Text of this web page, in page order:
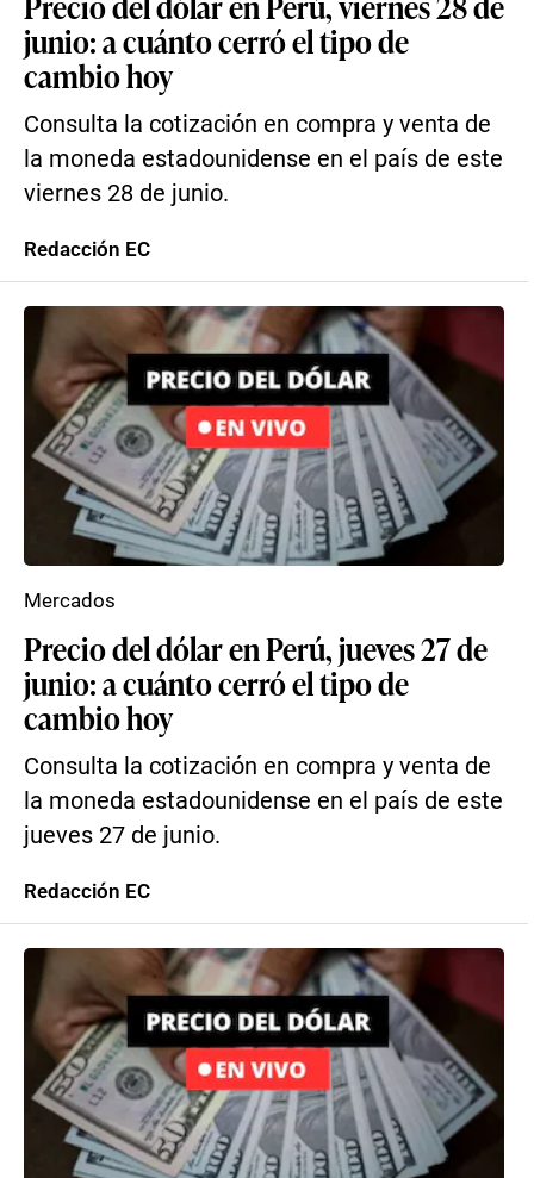
junio: a cuánto cerró el tipo de
cambio hoy
Consulta la cotización en compra y venta de
la moneda estadounidense en el país de este
viernes 28 de junio.
Redacción EC
Precio del dólar en Perú, jueves 27 de
junio: a cuánto cerró el tipo de
cambio hoy
Consulta la cotización en compra y venta de
la moneda estadounidense en el país de este
jueves 27 de junio.
Mercados
Redacción EC